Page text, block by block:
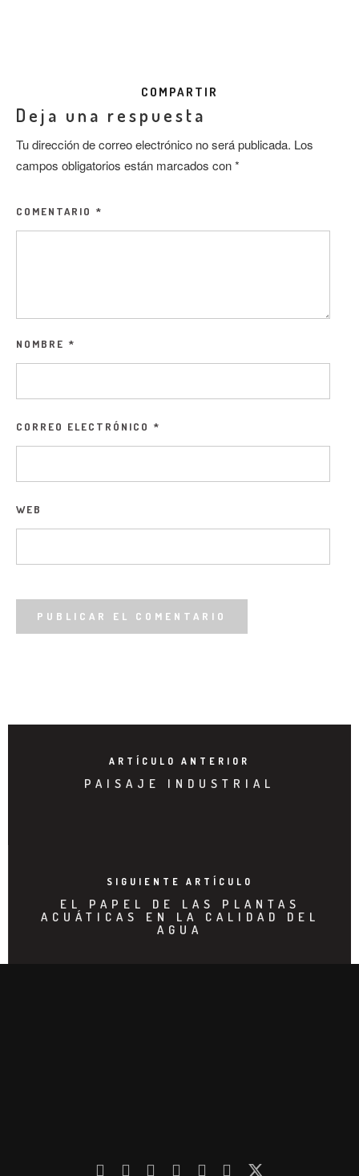
COMPARTIR
Deja una respuesta
Tu dirección de correo electrónico no será publicada. Los
campos obligatorios están marcados con*
COMENTARIO *
NOMBRE *
CORREO ELECTRÓNICO *
WEB
ARTÍCULO ANTERIOR
PAISAJE INDUSTRIAL
SIGUIENTE ARTÍCULO
EL PAPEL DE LAS PLANTAS
ACUÁTICAS EN LA CALIDAD DEL
AGUA